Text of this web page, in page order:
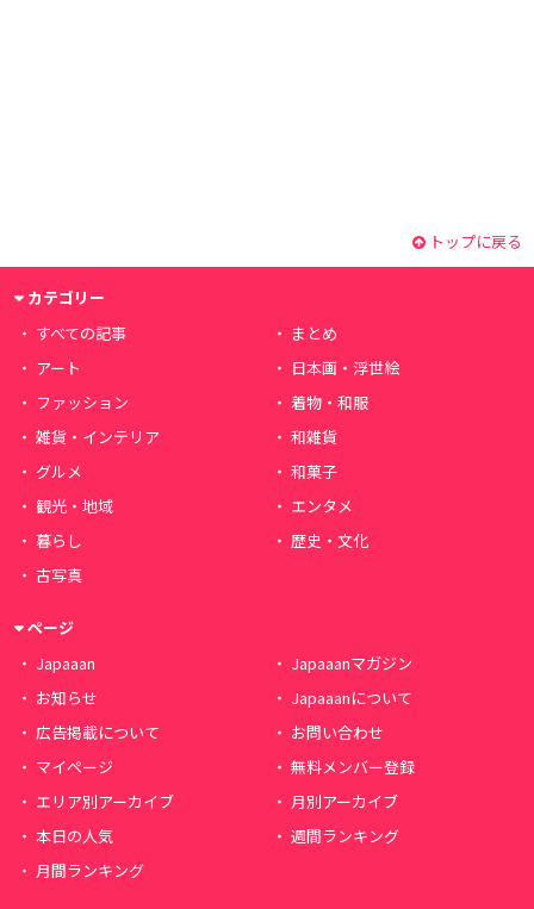
トップに戻る
カテゴリー
すべての記事
まとめ
アート
日本画・浮世絵
ファッション
着物・和服
雑貨・インテリア
和雑貨
グルメ
和菓子
観光・地域
エンタメ
暮らし
歴史・文化
古写真
ページ
Japaaan
Japaaanマガジン
お知らせ
Japaaanについて
広告掲載について
お問い合わせ
マイページ
無料メンバー登録
エリア別アーカイブ
月別アーカイブ
本日の人気
週間ランキング
月間ランキング